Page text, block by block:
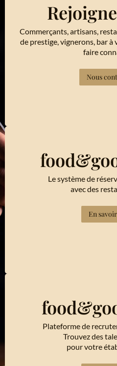
Commerçants, artisans,
de prestige, vignerons, bar à
faire
Nous
Le système de
avec des
En
Plateforme de
Trouvez des
pour votre